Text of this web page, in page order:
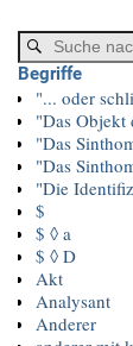
Begriffe
"... oder
"Das Objekt
"Das
"Das
"Die
$
$ ◊ a
$ ◊ D
Akt
Analysant
Anderer